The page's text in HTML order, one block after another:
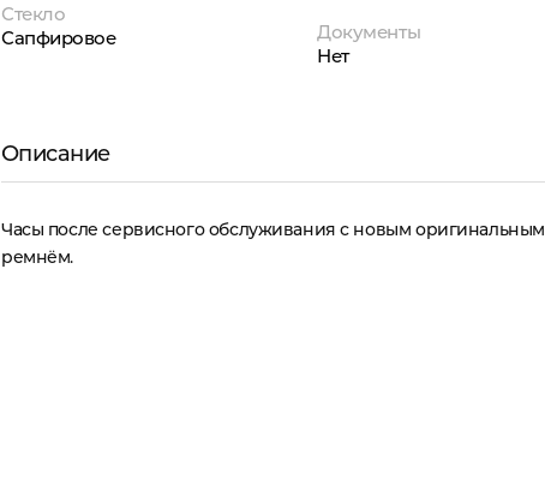
Стекло
Сапфировое
Документы
Нет
Описание
Часы после сервисного обслуживания с новым оригинальным
ремнём.